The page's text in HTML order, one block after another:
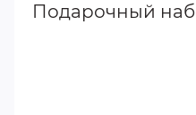
Подарочный